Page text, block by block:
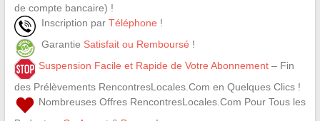
de compte bancaire) !
Inscription par Téléphone !
Garantie Satisfait ou Remboursé !
Suspension Facile et Rapide de Votre Abonnement– Fin
des Prélèvements RencontresLocales.Com en Quelques Clics !
Nombreuses Offres RencontresLocales.Com Pour Tous les